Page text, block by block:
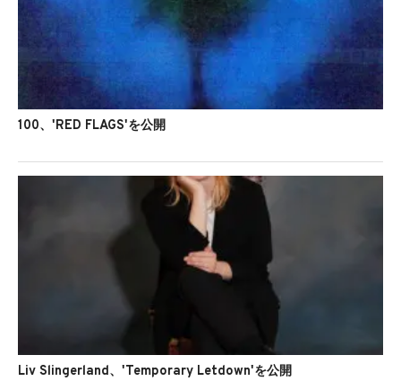
100、'RED FLAGS'を公開
Liv Slingerland、'Temporary Letdown'を公開